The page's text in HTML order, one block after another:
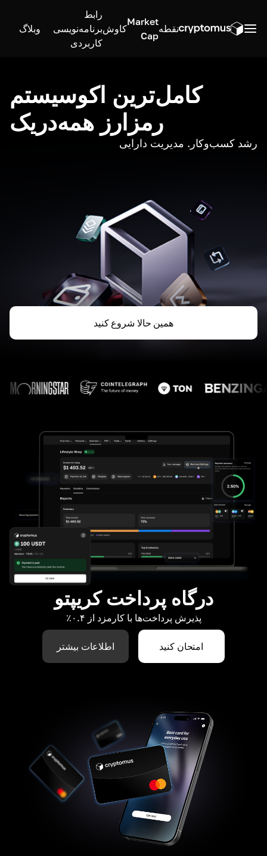
نقطه
Market
Cap
کاوش
رابط
برنامه‌نویسی
کاربردی
وبلاگ
کامل‌ترین اکوسیستم
رمزارز همه‌در‌یک
رشد کسب‌وکار. مدیریت دارایی
همین حالا شروع کنید
درگاه پرداخت کریپتو
پذیرش پرداخت‌ها با کارمزد از ۰.۴٪
امتحان کنید اطلاعات بیشتر